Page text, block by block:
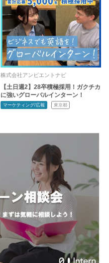
株式会社アンビエントナビ
【土日週2】28卒積極採用！ガクチカ
に強いグローバルインターン！
マーケティング/広報 東京都